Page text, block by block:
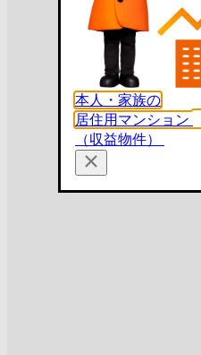
本人・家族の
居住用マンション
（収益物件）